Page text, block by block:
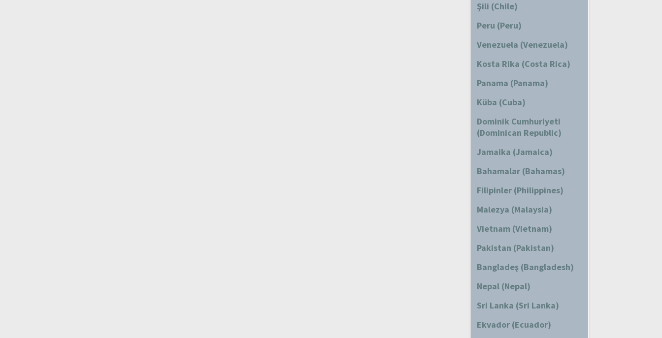
Şili (Chile)
Peru (Peru)
Venezuela (Venezuela)
Kosta Rika (Costa Rica)
Panama (Panama)
Küba (Cuba)
Dominik Cumhuriyeti
(Dominican Republic)
Jamaika (Jamaica)
Bahamalar (Bahamas)
Filipinler (Philippines)
Malezya (Malaysia)
Vietnam (Vietnam)
Pakistan (Pakistan)
Bangladeş (Bangladesh)
Nepal (Nepal)
Sri Lanka (Sri Lanka)
Ekvador (Ecuador)